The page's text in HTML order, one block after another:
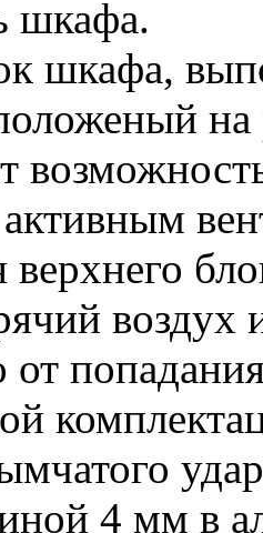
шкафа.
шкафа,
активным
верхнего
от
4 мм в